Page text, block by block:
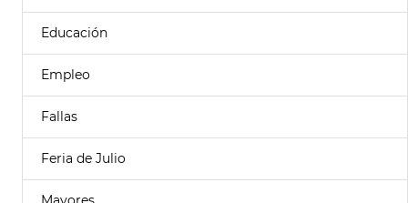
Educación
Empleo
Fallas
Feria de Julio